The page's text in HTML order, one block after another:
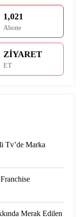
1,021
Abone
ZİYARET
ET
Tv’de Marka
Merak Edilen